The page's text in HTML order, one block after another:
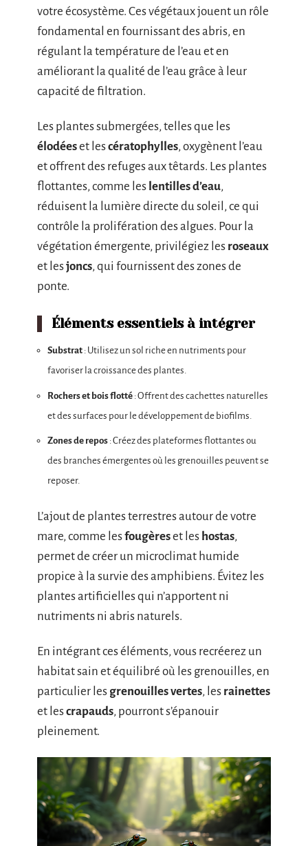
votre écosystème. Ces végétaux jouent un rôle
fondamental en fournissant des abris, en
régulant la température de l’eau et en
améliorant la qualité de l’eau grâce à leur
capacité de filtration.
Les plantes submergées, telles que les
élodéeset lescératophylles, oxygènent l’eau
et offrent des refuges aux têtards. Les plantes
flottantes, comme les lentilles d’eau,
réduisent la lumière directe du soleil, ce qui
contrôle la prolifération des algues. Pour la
végétation émergente, privilégiez les roseaux
et lesjoncs, qui fournissent des zones de
ponte.
Éléments essentiels à intégrer
Substrat : Utilisez un sol riche en nutriments pour
favoriser la croissance des plantes.
Rochers et bois flotté : Offrent des cachettes naturelles
et des surfaces pour le développement de biofilms.
Zones de repos : Créez des plateformes flottantes ou
des branches émergentes où les grenouilles peuvent se
reposer.
L’ajout de plantes terrestres autour de votre
mare, comme lesfougèreset les hostas,
permet de créer un microclimat humide
propice à la survie des amphibiens. Évitez les
plantes artificielles qui n’apportent ni
nutriments ni abris naturels.
En intégrant ces éléments, vous recréerez un
habitat sain et équilibré où les grenouilles, en
particulier les grenouilles vertes, les rainettes
et lescrapauds, pourront s’épanouir
pleinement.